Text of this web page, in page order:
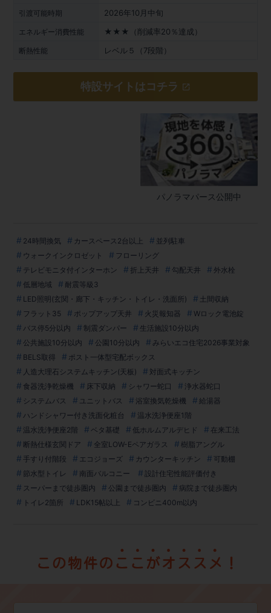
引渡可能時期 2026年10月中旬
エネルギー消費性能 ★★★（削減率20％達成）
断熱性能 レベル５（7段階）
24時間換気 カースペース2台以上
並列駐車
ウォークインクロゼット
フローリング
テレビモニタ付インターホン
折上天井 勾配天井
外水栓
低層地域
耐震等級3
LED照明(玄関・廊下・キッチン・トイレ・洗面所)
土間収納
フラット35
ポップアップ天井 火災報知器
Wロック電池錠
バス停5分以内
制震ダンパー
生活施設10分以内
公共施設10分以内
公園10分以内
みらいエコ住宅2026事業対象
BELS取得
ポスト一体型宅配ボックス
人造大理石システムキッチン(天板)
対面式キッチン
食器洗浄乾燥機
床下収納 シャワー蛇口
浄水器蛇口
システムバス
ユニットバス 浴室換気乾燥機
給湯器
ハンドシャワー付き洗面化粧台
温水洗浄便座1階
温水洗浄便座2階
ベタ基礎 低ホルムアルデヒド
在来工法
断熱仕様玄関ドア
全室LOW-Eペアガラス
樹脂アングル
手すり付階段
エコジョーズ カウンターキッチン
可動棚
節水型トイレ
南面バルコニー
設計住宅性能評価付き
スーパーまで徒歩圏内
公園まで徒歩圏内
病院まで徒歩圏内
トイレ2箇所
LDK15帖以上 コンビニ400m以内
特設サイトはコチラ
パノラマパース公開中